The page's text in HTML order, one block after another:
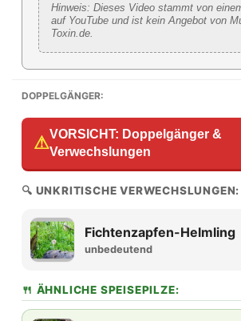
Hinweis: Dieses Video stammt von
auf YouTube und ist kein Angebot von
Toxin.de.
DOPPELGÄNGER:
⚠VORSICHT: Doppelgänger &
Verwechslungen
🔍 UNKRITISCHE VERWECHSLUNGEN:
Fichtenzapfen-Helmling
unbedeutend
🍴 ÄHNLICHE SPEISEPILZE: